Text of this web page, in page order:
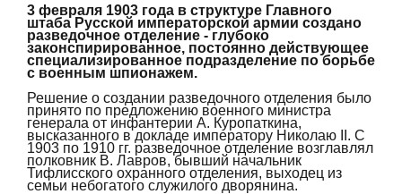
3 февраля 1903 года в структуре Главного
штаба Русской императорской армии создано
разведочное отделение - глубоко
законспирированное, постоянно действующее
специализированное подразделение по борьбе
с военным шпионажем.
Решение о создании разведочного отделения было
принято по предложению военного министра
генерала от инфантерии А. Куропаткина,
высказанного в докладе императору Николаю II. С
1903 по 1910 гг. разведочное отделение возглавлял
полковник В. Лавров, бывший начальник
Тифлисского охранного отделения, выходец из
семьи небогатого служилого дворянина.